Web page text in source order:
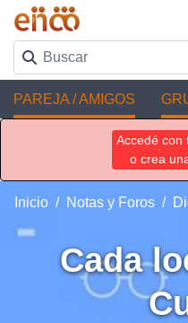
PAREJA / AMIGOS
Accedé con
o crea
Inicio Notas y Foros
Cada